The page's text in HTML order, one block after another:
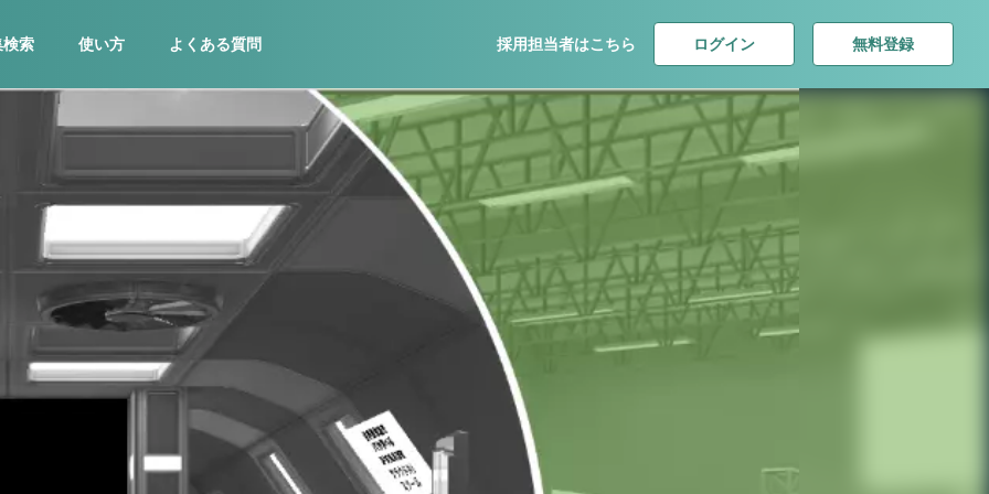
検索 使い方 よくある質問 採用担当者はこちら ログイン 無料登録